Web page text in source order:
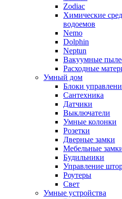
Zodiac
Химические
водоемов
Nemo
Dolphin
Neptun
Вакуумные
Расходные
Умный дом
Блоки
Сантехника
Датчики
Выключатели
Умные колонки
Розетки
Дверные замки
Мебельные
Будильники
Управление
Роутеры
Свет
Умные устройства